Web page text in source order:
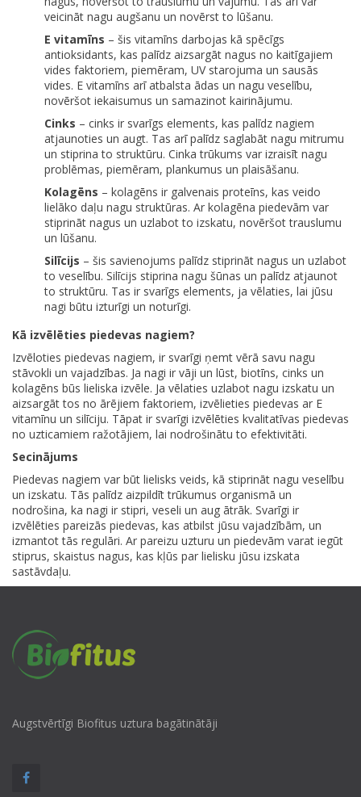
veicināt nagu augšanu un novērst to lūšanu.
E vitamīns – šis vitamīns darbojas kā spēcīgs
antioksidants, kas palīdz aizsargāt nagus no kaitīgajiem
vides faktoriem, piemēram, UV starojuma un sausās
vides. E vitamīns arī atbalsta ādas un nagu veselību,
novēršot iekaisumus un samazinot kairinājumu.
Cinks – cinks ir svarīgs elements, kas palīdz nagiem
atjaunoties un augt. Tas arī palīdz saglabāt nagu mitrumu
un stiprina to struktūru. Cinka trūkums var izraisīt nagu
problēmas, piemēram, plankumus un plaisāšanu.
Kolagēns – kolagēns ir galvenais proteīns, kas veido
lielāko daļu nagu struktūras. Ar kolagēna piedevām var
stiprināt nagus un uzlabot to izskatu, novēršot trauslumu
un lūšanu.
Silīcijs – šis savienojums palīdz stiprināt nagus un uzlabot
to veselību. Silīcijs stiprina nagu šūnas un palīdz atjaunot
to struktūru. Tas ir svarīgs elements, ja vēlaties, lai jūsu
nagi būtu izturīgi un noturīgi.
Kā izvēlēties piedevas nagiem?
Izvēloties piedevas nagiem, ir svarīgi ņemt vērā savu nagu
stāvokli un vajadzības. Ja nagi ir vāji un lūst, biotīns, cinks un
kolagēns būs lieliska izvēle. Ja vēlaties uzlabot nagu izskatu un
aizsargāt tos no ārējiem faktoriem, izvēlieties piedevas ar E
vitamīnu un silīciju. Tāpat ir svarīgi izvēlēties kvalitatīvas piedevas
no uzticamiem ražotājiem, lai nodrošinātu to efektivitāti.
Secinājums
Piedevas nagiem var būt lielisks veids, kā stiprināt nagu veselību
un izskatu. Tās palīdz aizpildīt trūkumus organismā un
nodrošina, ka nagi ir stipri, veseli un aug ātrāk. Svarīgi ir
izvēlēties pareizās piedevas, kas atbilst jūsu vajadzībām, un
izmantot tās regulāri. Ar pareizu uzturu un piedevām varat iegūt
stiprus, skaistus nagus, kas kļūs par lielisku jūsu izskata
sastāvdaļu.
Augstvērtīgi Biofitus uztura bagātinātāji